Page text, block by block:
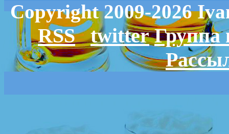
Copyright 2009-2026
RSS twitter Группа